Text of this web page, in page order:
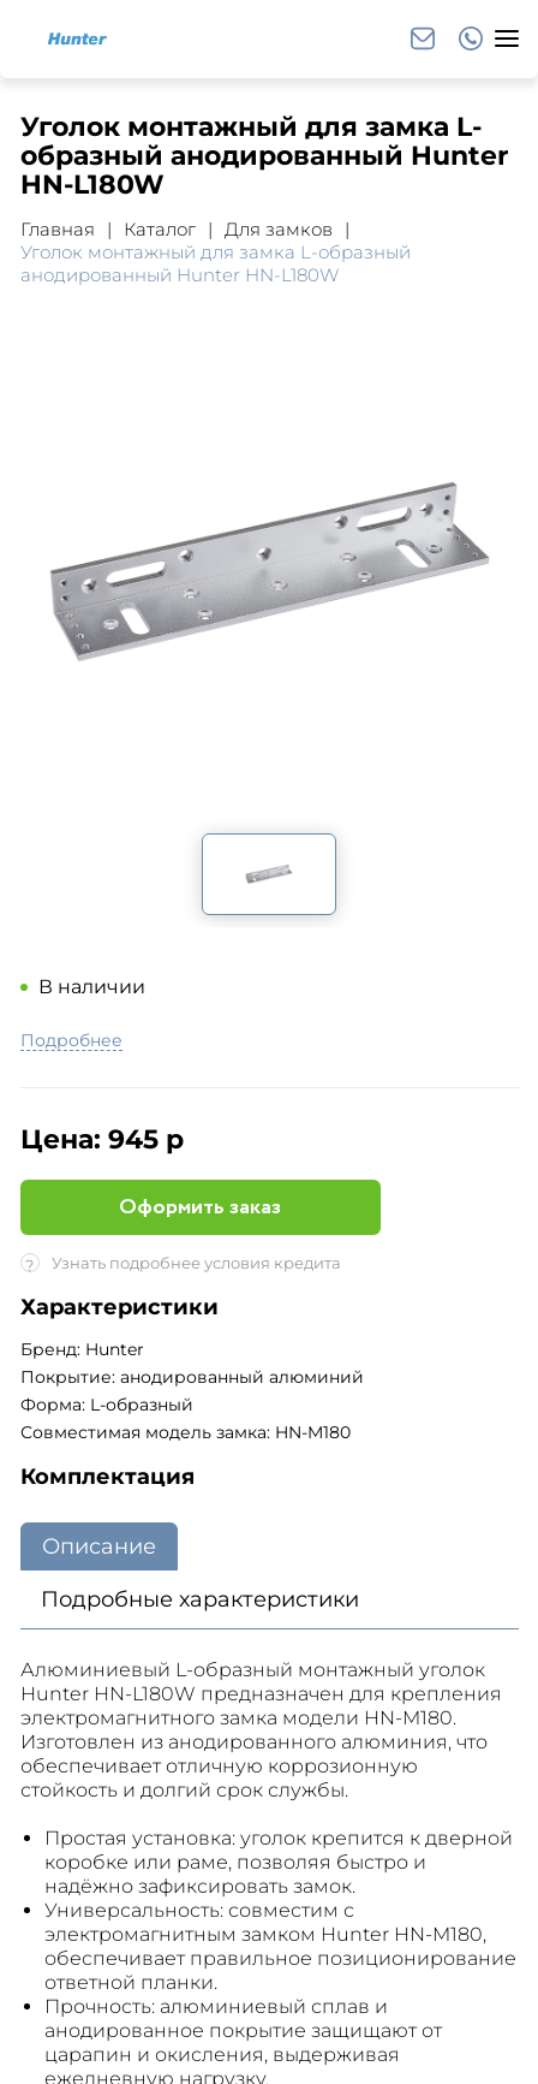
Уголок монтажный для замка L-
образный анодированный Hunter
HN-L180W
Главная Каталог
Для замков
Уголок монтажный для замка L-образный
анодированный Hunter HN-L180W
В наличии
Подробнее
Цена: 945 р
Оформить заказ
? Узнать подробнее условия кредита
Характеристики
Бренд: Hunter
Покрытие: анодированный алюминий
Форма: L-образный
Совместимая модель замка: HN-M180
Комплектация
Описание
Подробные характеристики
Алюминиевый L-образный монтажный уголок
Hunter HN-L180W предназначен для крепления
электромагнитного замка модели HN-M180.
Изготовлен из анодированного алюминия, что
обеспечивает отличную коррозионную
стойкость и долгий срок службы.
Простая установка: уголок крепится к дверной
коробке или раме, позволяя быстро и
надёжно зафиксировать замок.
Универсальность: совместим с
электромагнитным замком Hunter HN-M180,
обеспечивает правильное позиционирование
ответной планки.
Прочность: алюминиевый сплав и
анодированное покрытие защищают от
царапин и окисления, выдерживая
ежедневную нагрузку.